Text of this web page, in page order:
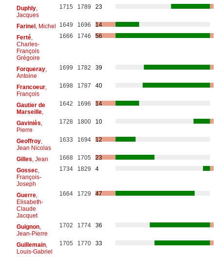
Duphly,
Jacques
1715 1789 23
Farinel, Michel 1649 1696
14
Ferté,
Charles-
François
Grégoire
1666 1746 56
Forqueray,
Antoine
1699 1782 39
Francoeur,
François
1698 1787 40
Gautier de
Marseille,
1642 1696 14
Gaviniès
Pierre
1728 1800 10
Geoffroy,
Jean Nicolas
1633 1694 12
Gilles , Jean 1668 1705
23
Gossec,
François-
Joseph
1734 1829 4
Guerre,
Elisabeth-
Claude
Jacquet
1664 1729 47
Guignon,
Jean-Pierre
1702 1774 36
Guillemain,
Louis-Gabriel
1705 1770 33